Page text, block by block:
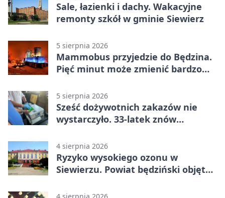
Sale, łazienki i dachy. Wakacyjne
remonty szkół w gminie Siewierz
5 sierpnia 2026
Mammobus przyjedzie do Będzina.
Pięć minut może zmienić bardzo
5 sierpnia 2026
Sześć dożywotnich zakazów nie
wystarczyło. 33-latek znów
4 sierpnia 2026
Ryzyko wysokiego ozonu w
Siewierzu. Powiat będziński objęty